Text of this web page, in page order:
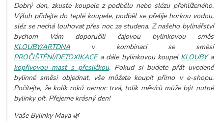
Dobrý den, zkuste koupele z podbělu nebo slézu přehlíženého.
Výluh přidejte do teplé koupele, podběl se přelije horkou vodou,
sléz se nechá louhovat přes noc za studena. Z našeho bylinářství
bychom Vám doporučili čajovou bylinkovou směs
KLOUBY/ARTDNA v kombinaci se směsí
PROČIŠTĚNÍ/DETOXIKACEa dále bylinkovou koupel KLOUBYa
kopřivovou mast s přesličkou. Pokud si budete přát uvedené
bylinné směsi objednat, vše můžete koupit přímo v e-shopu.
Počítejte, že kolik roků nemoc trvá, tolik měsíců může být nutné
bylinky pít. Přejeme krásný den!
Vaše Bylinky Maya 🌿